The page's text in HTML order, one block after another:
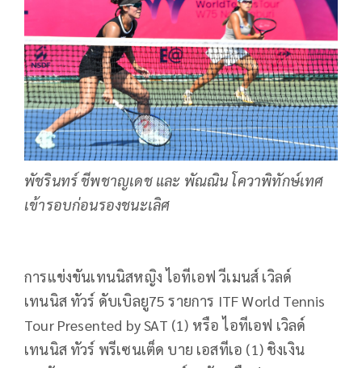
พัชรินทร์ ชีพชาญเดช และ พัณณิน โควาพิทักษ์เทศ
เข้ารอบก่อนรองชนะเลิศ
การแข่งขันเทนนิสหญิง ไอทีเอฟ วีเมนส์ เวิลด์
เทนนิส ทัวร์ ดับเบิลยู75 รายการ ITF World Tennis
Tour Presented by SAT (1) หรือ ไอทีเอฟ เวิลด์
เทนนิส ทัวร์ พรีเซนเต็ด บาย เอสทีเอ (1) ชิงเงิน